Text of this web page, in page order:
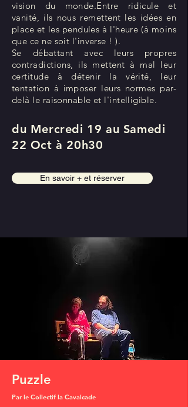
vision du monde.Entre ridicule et
vanité, ils nous remettent les idées en
place et les pendules à l'heure (à moins
que ce ne soit l'inverse ! ).
Se débattant avec leurs propres
contradictions, ils mettent à mal leur
certitude à détenir la vérité, leur
tentation à imposer leurs normes par-
delà le raisonnable et l'intelligible.
du Mercredi 19 au Samedi
22 Oct à 20h30
En savoir + et réserver
Puzzle
Par le Collectif la Cavalcade